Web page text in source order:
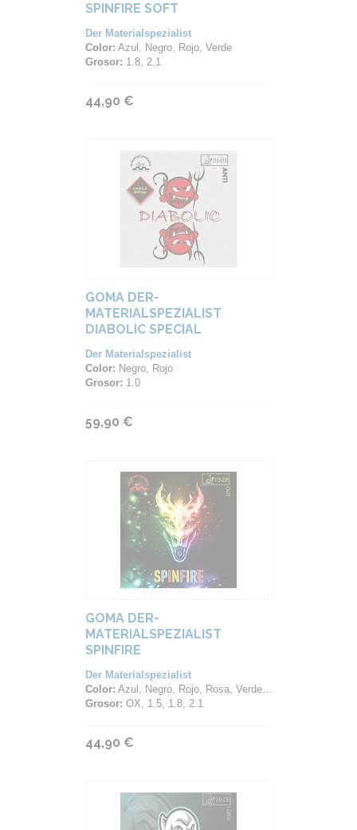
SPINFIRE SOFT
Der Materialspezialist
Color: Azul, Negro, Rojo, Verde
Grosor: 1.8, 2.1
44,90 €
GOMA DER-
MATERIALSPEZIALIST
DIABOLIC SPECIAL
Der Materialspezialist
Color: Negro, Rojo
Grosor: 1.0
59,90 €
GOMA DER-
MATERIALSPEZIALIST
SPINFIRE
Der Materialspezialist
Color: Azul, Negro, Rojo, Rosa, Verde, Violeta
Grosor: OX, 1.5, 1.8, 2.1
44,90 €